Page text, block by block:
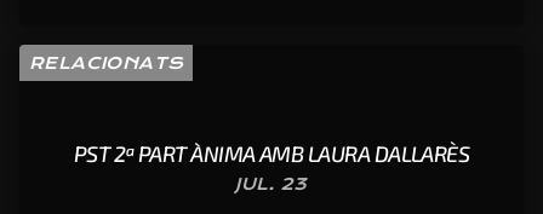
RELACIONATS
PST 2ª PART ÀNIMA AMB LAURA DALLARÈS
JUL. 23